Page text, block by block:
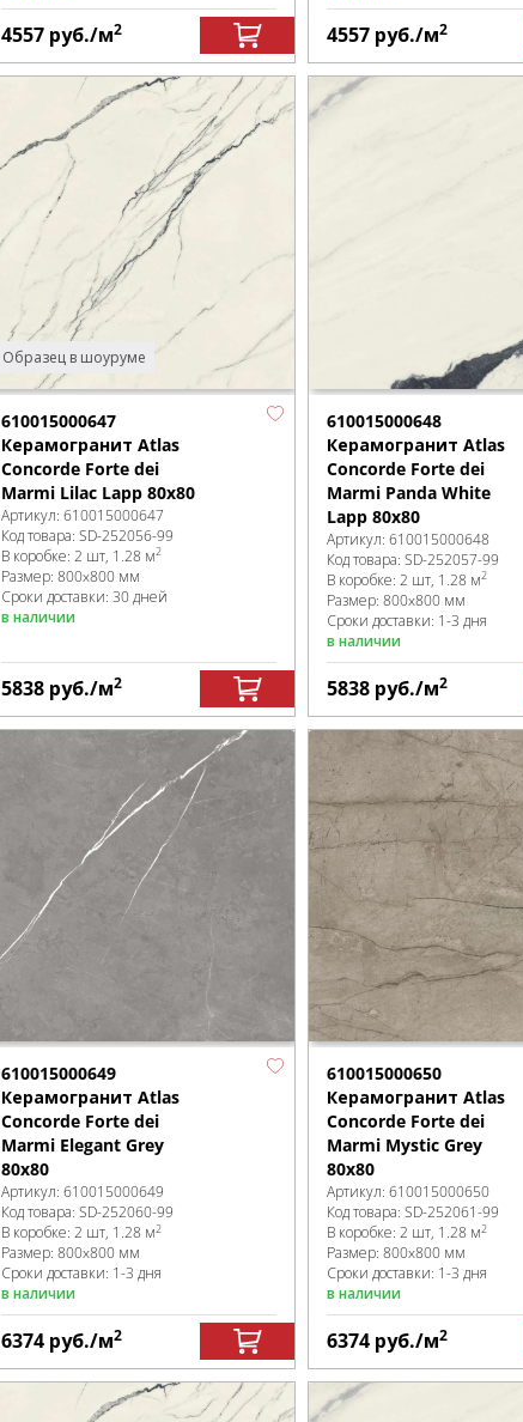
4557 руб./м2 4557 руб./м2
Образец в шоуруме
610015000647
Керамогранит Atlas
Concorde Forte dei
Marmi Lilac Lapp 80x80
Артикул: 610015000647
Код товара: SD-252056-99
В коробке: 2 шт, 1.28 м2
Размер: 800x800 мм
Сроки доставки: 30 дней
в наличии
5838 руб./м2
610015000648
Керамогранит Atlas
Concorde Forte dei
Marmi Panda White
Lapp 80x80
Артикул: 610015000648
Код товара: SD-252057-99
В коробке: 2 шт, 1.28 м2
Размер: 800x800 мм
Сроки доставки: 1-3 дня
в наличии
5838 руб./м2
610015000649
Керамогранит Atlas
Concorde Forte dei
Marmi Elegant Grey
80x80
Артикул: 610015000649
Код товара: SD-252060-99
В коробке: 2 шт, 1.28 м2
Размер: 800x800 мм
Сроки доставки: 1-3 дня
в наличии
6374 руб./м2
610015000650
Керамогранит Atlas
Concorde Forte dei
Marmi Mystic Grey
80x80
Артикул: 610015000650
Код товара: SD-252061-99
В коробке: 2 шт, 1.28 м2
Размер: 800x800 мм
Сроки доставки: 1-3 дня
в наличии
6374 руб./м2